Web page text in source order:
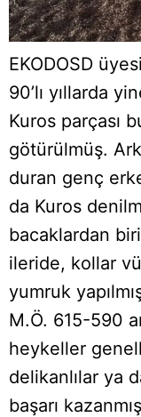
EKODOSD
90’lı yıllarda
Kuros parçası
götürülmüş.
duran genç
da Kuros
bacaklardan
ileride, kollar
yumruk
M.Ö. 615-590
heykeller
delikanlılar ya
başarı